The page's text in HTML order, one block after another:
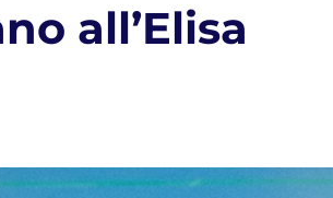
all’Elisa